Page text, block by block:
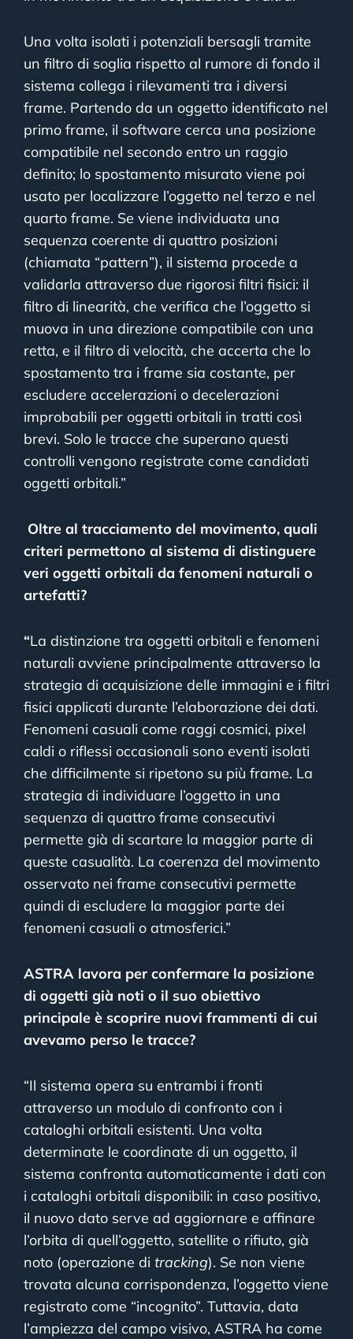
Una volta isolati i potenziali bersagli tramite
un filtro di soglia rispetto al rumore di fondo il
sistema collega i rilevamenti tra i diversi
frame. Partendo da un oggetto identificato nel
primo frame, il software cerca una posizione
compatibile nel secondo entro un raggio
definito; lo spostamento misurato viene poi
usato per localizzare l’oggetto nel terzo e nel
quarto frame. Se viene individuata una
sequenza coerente di quattro posizioni
(chiamata “pattern”), il sistema procede a
validarla attraverso due rigorosi filtri fisici: il
filtro di linearità, che verifica che l’oggetto si
muova in una direzione compatibile con una
retta, e il filtro di velocità, che accerta che lo
spostamento tra i frame sia costante, per
escludere accelerazioni o decelerazioni
improbabili per oggetti orbitali in tratti così
brevi. Solo le tracce che superano questi
controlli vengono registrate come candidati
oggetti orbitali.”
Oltre al tracciamento del movimento, quali
criteri permettono al sistema di distinguere
veri oggetti orbitali da fenomeni naturali o
artefatti?
“La distinzione tra oggetti orbitali e fenomeni
naturali avviene principalmente attraverso la
strategia di acquisizione delle immagini e i filtri
fisici applicati durante l’elaborazione dei dati.
Fenomeni casuali come raggi cosmici, pixel
caldi o riflessi occasionali sono eventi isolati
che difficilmente si ripetono su più frame. La
strategia di individuare l’oggetto in una
sequenza di quattro frame consecutivi
permette già di scartare la maggior parte di
queste casualità. La coerenza del movimento
osservato nei frame consecutivi permette
quindi di escludere la maggior parte dei
fenomeni casuali o atmosferici.”
ASTRA lavora per confermare la posizione
di oggetti già noti o il suo obiettivo
principale è scoprire nuovi frammenti di cui
avevamo perso le tracce?
“Il sistema opera su entrambi i fronti
attraverso un modulo di confronto con i
cataloghi orbitali esistenti. Una volta
determinate le coordinate di un oggetto, il
sistema confronta automaticamente i dati con
i cataloghi orbitali disponibili: in caso positivo,
il nuovo dato serve ad aggiornare e affinare
l’orbita di quell’oggetto, satellite o rifiuto, già
noto (operazione di tracking). Se non viene
trovata alcuna corrispondenza, l’oggetto viene
registrato come “incognito”. Tuttavia, data
l’ampiezza del campo visivo, ASTRA ha come